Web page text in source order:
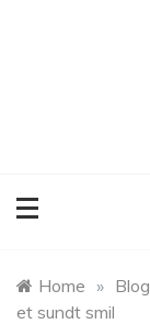
Home » Blog
et sundt smil